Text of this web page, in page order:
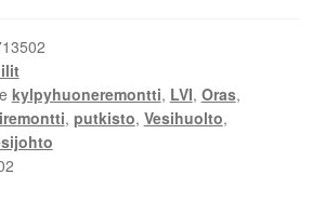
kylpyhuoneremontti, LVI, Oras,
, putkisto, Vesihuolto,